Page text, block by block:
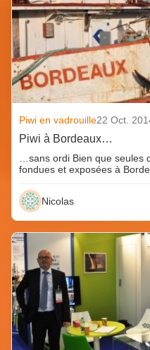
Piwi en vadrouille22 Oct.
Piwi à Bordeaux…
…sans ordi Bien que seules
fondues et exposées à
Nicolas